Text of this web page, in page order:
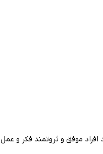
موفق و ثروتمند فکر و عمل